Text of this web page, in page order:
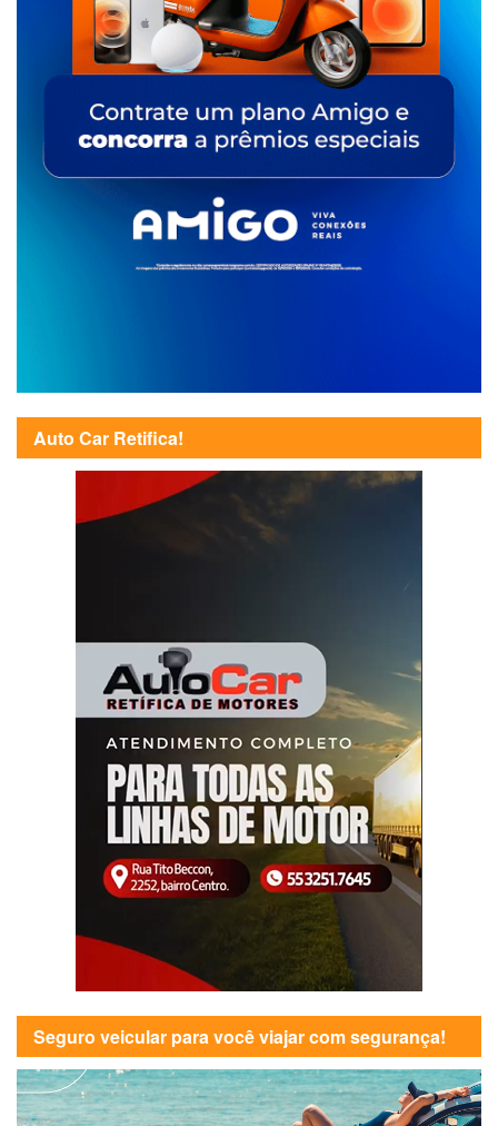
Auto Car Retifica!
Seguro veicular para você viajar com segurança!